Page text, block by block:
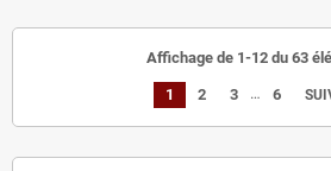
Affichage de 1-12 du 63
1 2 3 … 6